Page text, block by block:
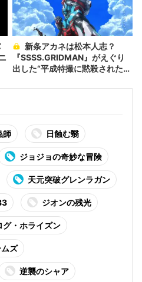
『SSSS.GRIDMAN』がえぐり
出した“平成特撮に黙殺された
師 日蝕む翳
ジョジョの奇妙な冒険
天元突破グレンラガン
ジオンの残光
グ・ホライズン
ズ
逆襲のシャア